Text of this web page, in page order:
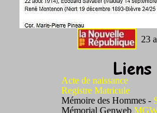
23
Acte de naissance
Registre Matricule
Mémoire des Hommes -
Mémorial Genweb